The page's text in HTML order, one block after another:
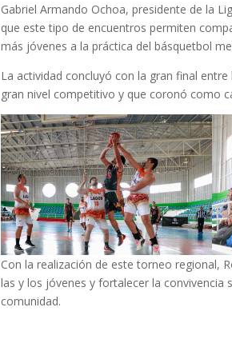
Gabriel Armando Ochoa, presidente de la
que este tipo de encuentros permiten
más jóvenes a la práctica del básquetbol
La actividad concluyó con la gran final
gran nivel competitivo y que coronó como
Con la realización de este torneo regional,
las y los jóvenes y fortalecer la convivencia
comunidad.